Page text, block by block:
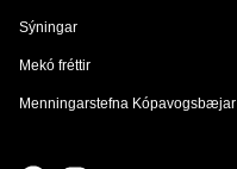
Sýningar
Mekó fréttir
Menningarstefna Kópavogsbæjar